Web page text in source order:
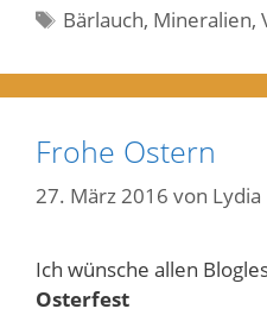
Schlagwörter
Bärlauch, Mineralien,
Frohe Ostern
27. März 2016 von Lydia
Ich wünsche allen
Osterfest